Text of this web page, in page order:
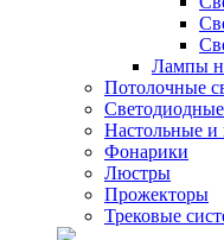
Лампы
Потолочные
Настольные и
Фонарики
Люстры
Прожекторы
Трековые